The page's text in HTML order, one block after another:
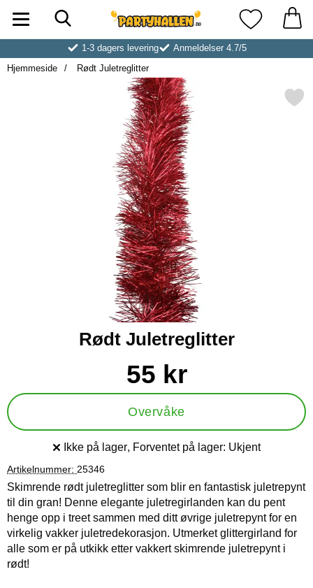
Startsiden for Partyhallen ABMine
1-3 dagers levering
Anmeldelser 4.7/5
Hjemmeside
Rødt Juletreglitter
Merk rødt
Rødt Juletreglitter
Handle dette produktet, Rødt Juletreglitter
pris
55 kr
Overvåke
Produkttilgjengelighet:
Ikke på lager, Forventet på lager: Ukjent
Artikelnummer: 25346
Skimrende rødt juletreglitter som blir en fantastisk juletrepynt
til din gran! Denne elegante juletregirlanden kan du pent
henge opp i treet sammen med ditt øvrige juletrepynt for en
virkelig vakker juletredekorasjon. Utmerket glittergirland for
alle som er på utkikk etter vakkert skimrende juletrepynt i
rødt!